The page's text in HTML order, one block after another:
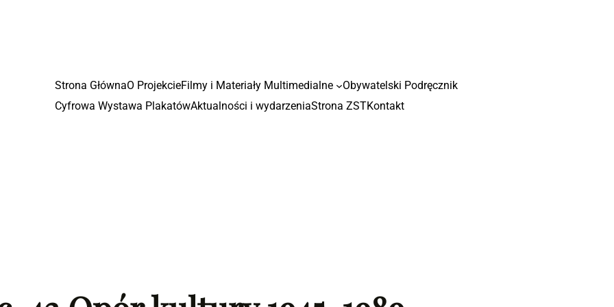
Strona GłównaO ProjekcieFilmy i Materiały Multimedialne
Obywatelski Podręcznik
Cyfrowa Wystawa PlakatówAktualności i wydarzeniaStrona ZSTKontakt